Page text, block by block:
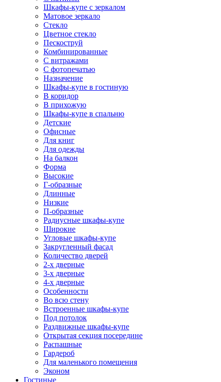
Шкафы-купе с зеркалом
Матовое зеркало
Стекло
Цветное стекло
Пескоструй
Комбинированные
С витражами
С фотопечатью
Назначение
Шкафы-купе в гостиную
В коридор
В прихожую
Шкафы-купе в спальню
Детские
Офисные
Для книг
Для одежды
На балкон
Форма
Высокие
Г-образные
Длинные
Низкие
П-образные
Радиусные шкафы-купе
Широкие
Угловые шкафы-купе
Закругленный фасад
Количество дверей
2-х дверные
3-х дверные
4-х дверные
Особенности
Во всю стену
Встроенные шкафы-купе
Под потолок
Раздвижные шкафы-купе
Открытая секция посередине
Распашные
Гардероб
Для маленького помещения
Эконом
Гостиные